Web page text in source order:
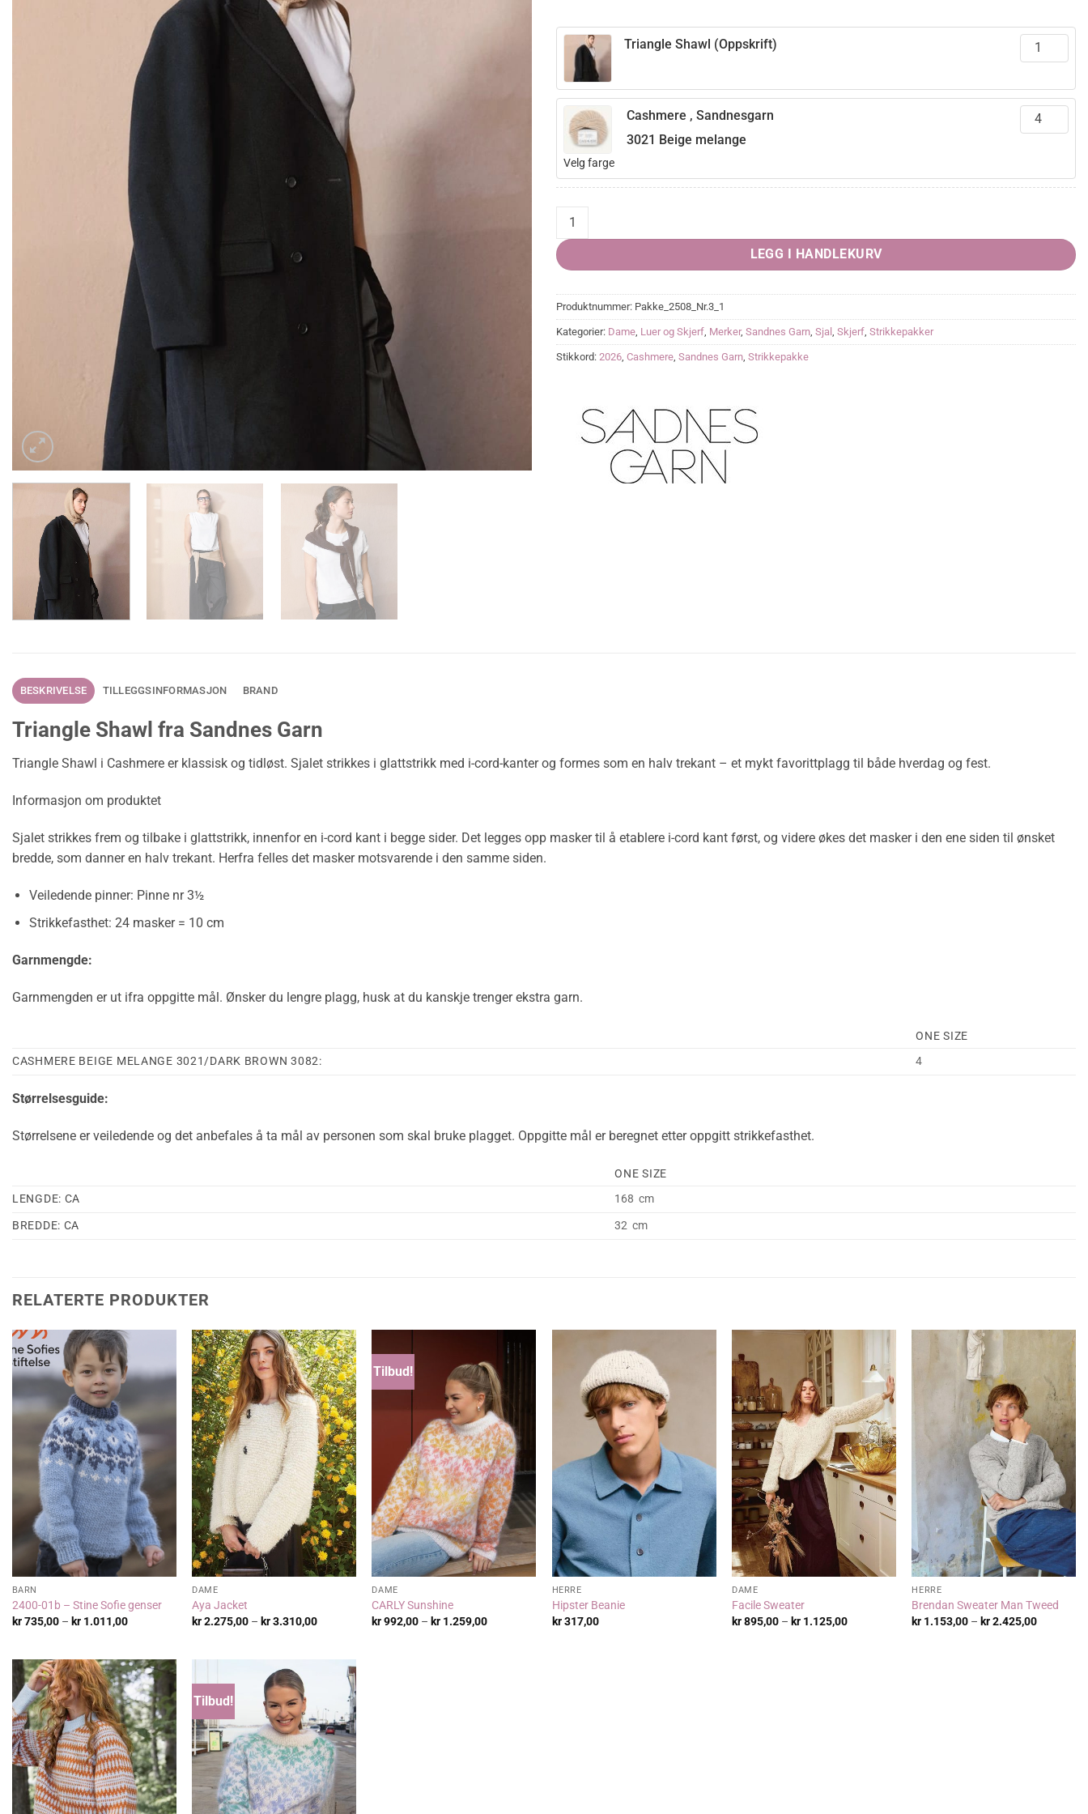
Triangle Shawl (Oppskrift)
Velg farge
Cashmere , Sandnesgarn
3021 Beige melange
Triangle Shawl quantity
LEGG I HANDLEKURV
Produktnummer: Pakke_2508_Nr.3_1
Kategorier: Dame Luer og Skjerf Merker, Sandnes Garn Sjal Skjerf Strikkepakker
Stikkord: 2026 Cashmere Sandnes Garn Strikkepakke
BESKRIVELSE TILLEGGSINFORMASJON BRAND
Triangle Shawl fra Sandnes Garn
Triangle Shawl i Cashmere er klassisk og tidløst. Sjalet strikkes i glattstrikk med i-cord-kanter og formes som en halv trekant – et mykt favorittplagg til både hverdag og fest.
Informasjon om produktet
Sjalet strikkes frem og tilbake i glattstrikk, innenfor en i-cord kant i begge sider. Det legges opp masker til å etablere i-cord kant først, og videre økes det masker i den ene siden til ønsket
bredde, som danner en halv trekant. Herfra felles det masker motsvarende i den samme siden.
Veiledende pinner: Pinne nr 3½
Strikkefasthet: 24 masker = 10 cm
Garnmengde:
Garnmengden er ut ifra oppgitte mål. Ønsker du lengre plagg, husk at du kanskje trenger ekstra garn.
ONE SIZE
CASHMERE BEIGE MELANGE 3021/DARK BROWN 3082:
4
Størrelsesguide:
Størrelsene er veiledende og det anbefales å ta mål av personen som skal bruke plagget. Oppgitte mål er beregnet etter oppgitt strikkefasthet.
ONE SIZE
LENGDE: CA
168 cm
BREDDE: CA
32 cm
RELATERTE PRODUKTER
BARN
2400-01b – Stine Sofie genser
kr735,00 – kr1.011,00Prisområde:
DAME
Aya Jacket
kr2.275,00 – kr3.310,00Prisområde:
Tilbud!
DAME
CARLY Sunshine
kr992,00 – kr 1.259,00Prisområde:
HERRE
Hipster Beanie
kr317,00
DAME
Facile Sweater
kr895,00 – kr 1.125,00Prisområde:
HERRE
Brendan Sweater Man Tweed
kr 1.153,00 – kr2.425,00
Tilbud!